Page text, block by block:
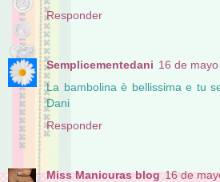
Responder
Semplicementedani 16 de
La bambolina è bellissima e tu
Dani
Responder
Miss Manicuras blog 16 de